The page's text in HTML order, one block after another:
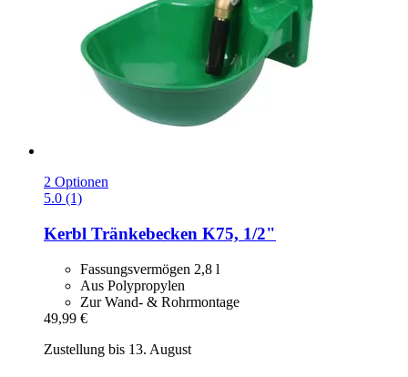
2 Optionen
5.0 (1)
Kerbl Tränkebecken K75, 1/2"
Fassungsvermögen 2,8 l
Aus Polypropylen
Zur Wand- & Rohrmontage
49,99 €
Zustellung bis 13. August